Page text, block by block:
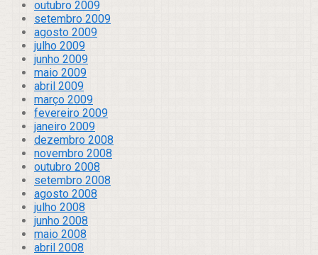
outubro 2009
setembro 2009
agosto 2009
julho 2009
junho 2009
maio 2009
abril 2009
março 2009
fevereiro 2009
janeiro 2009
dezembro 2008
novembro 2008
outubro 2008
setembro 2008
agosto 2008
julho 2008
junho 2008
maio 2008
abril 2008